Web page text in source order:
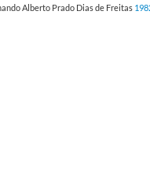
Alberto Prado Dias de Freitas